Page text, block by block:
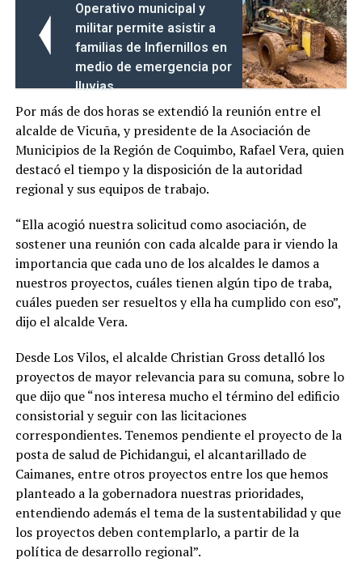
Operativo municipal y
militar permite asistir a
familias de Infiernillos en
medio de emergencia por
lluvias
Por más de dos horas se extendió la reunión entre el
alcalde de Vicuña, y presidente de la Asociación de
Municipios de la Región de Coquimbo, Rafael Vera, quien
destacó el tiempo y la disposición de la autoridad
regional y sus equipos de trabajo.
“Ella acogió nuestra solicitud como asociación, de
sostener una reunión con cada alcalde para ir viendo la
importancia que cada uno de los alcaldes le damos a
nuestros proyectos, cuáles tienen algún tipo de traba,
cuáles pueden ser resueltos y ella ha cumplido con eso”,
dijo el alcalde Vera.
Desde Los Vilos, el alcalde Christian Gross detalló los
proyectos de mayor relevancia para su comuna, sobre lo
que dijo que “nos interesa mucho el término del edificio
consistorial y seguir con las licitaciones
correspondientes. Tenemos pendiente el proyecto de la
posta de salud de Pichidangui, el alcantarillado de
Caimanes, entre otros proyectos entre los que hemos
planteado a la gobernadora nuestras prioridades,
entendiendo además el tema de la sustentabilidad y que
los proyectos deben contemplarlo, a partir de la
política de desarrollo regional”.